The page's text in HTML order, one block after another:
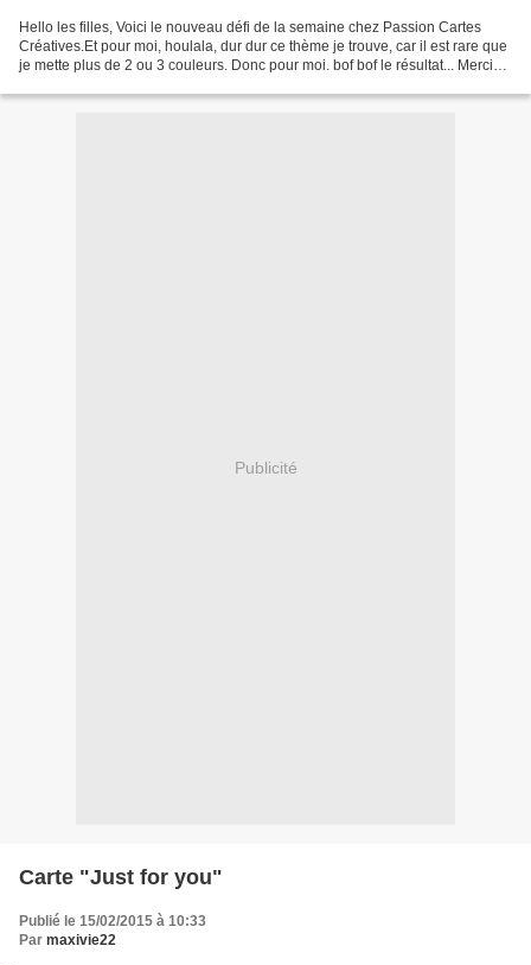
Hello les filles, Voici le nouveau défi de la semaine chez Passion Cartes
Créatives.Et pour moi, houlala, dur dur ce thème je trouve, car il est rare que
je mette plus de 2 ou 3 couleurs. Donc pour moi. bof bof le résultat... Merci
Publicité
Carte "Just for you"
Publié le 15/02/2015 à 10:33
Par maxivie22